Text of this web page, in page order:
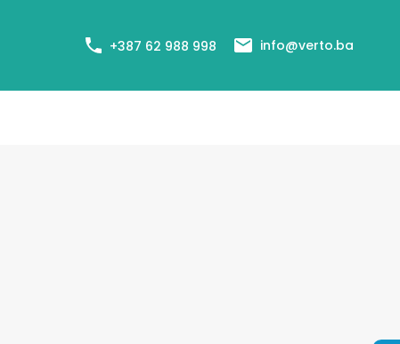
Cjenovnik usluga +387 62 988 998
+387 62 988 998 info@verto.ba